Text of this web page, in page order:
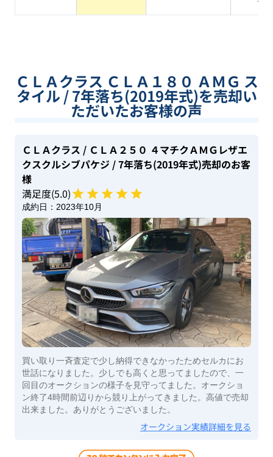
ＣＬＡクラス ＣＬＡ１８０ ＡＭＧ ス
タイル / 7年落ち(2019年式)を売却い
ただいたお客様の声
ＣＬＡクラス / ＣＬＡ２５０ ４マチクＡＭＧレザエ
クスクルシブパケジ / 7年落ち(2019年式)売却のお客
様
満足度(5.0)
成約日： 2023年10月
買い取り一斉査定で少し納得できなかったためセルカにお
世話になりました。少しでも高くと思ってましたので、一
回目のオークションの様子を見守ってました。オークショ
ン終了4時間前辺りから競り上がってきました。高値で売却
出来ました。ありがとうございました。
オークション実績詳細を見る